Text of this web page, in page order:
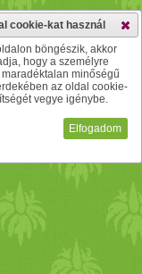
cookie-kat használ
böngészik, akkor
hogy a személyre
maradéktalan minőségű
az oldal cookie-
vegye igénybe.
Elfogadom